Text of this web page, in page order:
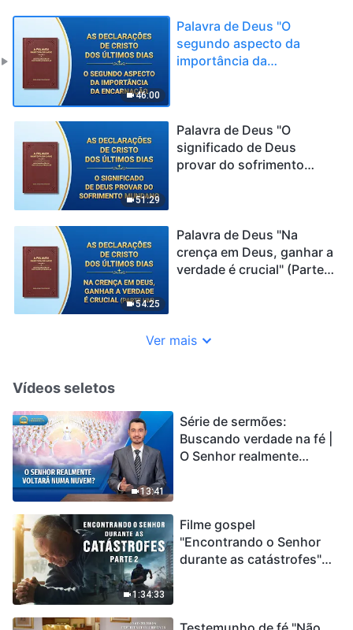
46:00
Palavra de Deus "O
segundo aspecto da
importância da
51:29
Palavra de Deus "O
significado de Deus
provar do sofrimento
54:25
Palavra de Deus "Na
crença em Deus, ganhar a
verdade é crucial" (Parte
Ver mais
Vídeos seletos
13:41
Série de sermões:
Buscando verdade na fé |
O Senhor realmente
1:34:33
Filme gospel
"Encontrando o Senhor
durante as catástrofes"